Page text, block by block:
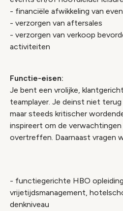
- financiële afwikkeling van
- verzorgen van aftersales
- verzorgen van verkoop
activiteiten
Functie-eisen:
Je bent een vrolijke,
teamplayer. Je deinst niet
maar steeds kritischer
inspireert om de
overtreffen. Daarnaast vragen
- functiegerichte HBO
vrijetijdsmanagement,
denkniveau